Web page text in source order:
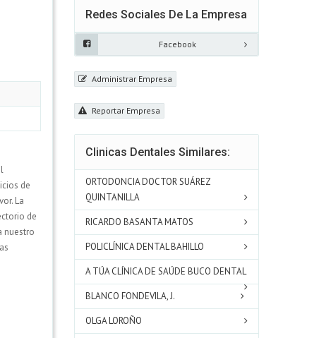
de
La
de
nuestro
Redes Sociales De La Empresa
Facebook
Administrar Empresa
Reportar Empresa
Clinicas Dentales Similares:
ORTODONCIA DOCTOR SUÁREZ
QUINTANILLA
RICARDO BASANTA MATOS
POLICLÍNICA DENTAL BAHILLO
A TÚA CLÍNICA DE SAÚDE BUCO DENTAL
BLANCO FONDEVILA, J.
OLGA LOROÑO